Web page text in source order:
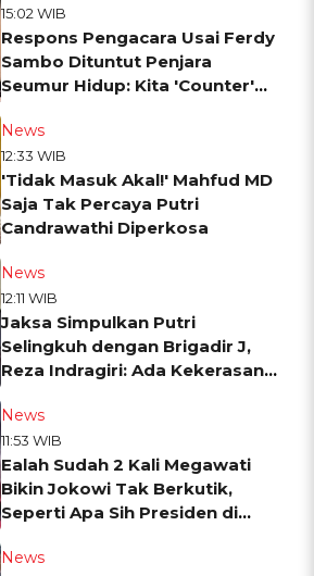
15:02 WIB
Respons Pengacara Usai Ferdy
Sambo Dituntut Penjara
Seumur Hidup: Kita 'Counter'
News
12:33 WIB
'Tidak Masuk Akal!' Mahfud MD
Saja Tak Percaya Putri
Candrawathi Diperkosa
News
12:11 WIB
Jaksa Simpulkan Putri
Selingkuh dengan Brigadir J,
Reza Indragiri: Ada Kekerasan
News
11:53 WIB
Ealah Sudah 2 Kali Megawati
Bikin Jokowi Tak Berkutik,
Seperti Apa Sih Presiden di
News